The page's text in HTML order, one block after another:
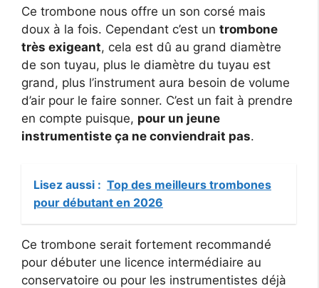
Ce trombone nous offre un son corsé mais
doux à la fois. Cependant c’est un trombone
très exigeant, cela est dû au grand diamètre
de son tuyau, plus le diamètre du tuyau est
grand, plus l’instrument aura besoin de volume
d’air pour le faire sonner. C’est un fait à prendre
en compte puisque, pour un jeune
instrumentiste ça ne conviendrait pas.
Lisez aussi : Top des meilleurs trombones
pour débutant en 2026
Ce trombone serait fortement recommandé
pour débuter une licence intermédiaire au
conservatoire ou pour les instrumentistes déjà